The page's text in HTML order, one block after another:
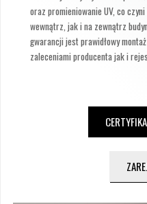
oraz promieniowanie UV, co
wewnątrz, jak i na zewnątrz
gwarancji jest prawidłowy
zaleceniami producenta jak i